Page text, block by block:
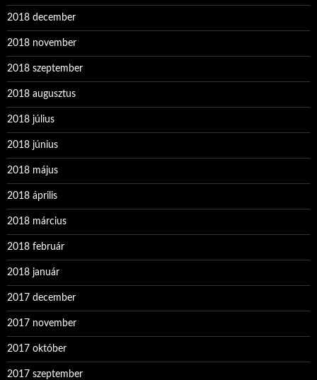
2018 december
2018 november
2018 szeptember
2018 augusztus
2018 július
2018 június
2018 május
2018 április
2018 március
2018 február
2018 január
2017 december
2017 november
2017 október
2017 szeptember